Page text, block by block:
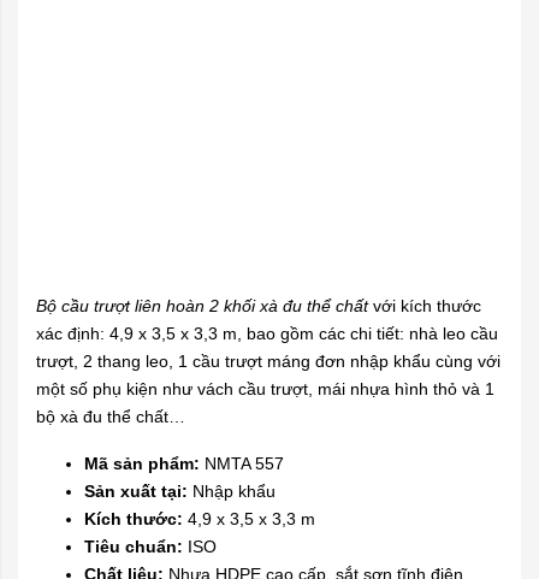
Bộ cầu trượt liên hoàn 2 khối xà đu thể chấtvới kích thước
xác định: 4,9 x 3,5 x 3,3 m, bao gồm các chi tiết: nhà leo cầu
trượt, 2 thang leo, 1 cầu trượt máng đơn nhập khẩu cùng với
một số phụ kiện như vách cầu trượt, mái nhựa hình thỏ và 1
bộ xà đu thể chất…
Mã sản phẩm: NMTA 557
Sản xuất tại: Nhập khẩu
Kích thước: 4,9 x 3,5 x 3,3 m
Tiêu chuẩn: ISO
Chất liệu: Nhựa HDPE cao cấp, sắt sơn tĩnh điện